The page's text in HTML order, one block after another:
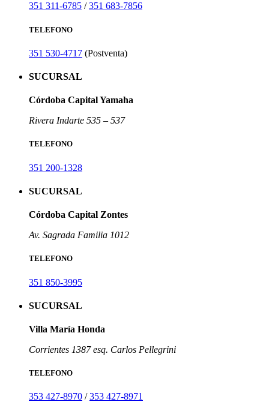
351 311-6785 /351 683-7856
TELEFONO
351 530-4717 (Postventa)
SUCURSAL
Córdoba Capital Yamaha
Rivera Indarte 535 – 537
TELEFONO
351 200-1328
SUCURSAL
Córdoba Capital Zontes
Av. Sagrada Familia 1012
TELEFONO
351 850-3995
SUCURSAL
Villa María Honda
Corrientes 1387 esq. Carlos Pellegrini
TELEFONO
353 427-8970 /353 427-8971